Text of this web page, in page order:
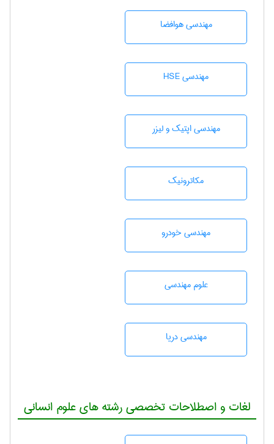
مهندسی هوافضا
مهندسی HSE
مهندسی اپتیک و لیزر
مکاترونیک
مهندسی خودرو
علوم مهندسی
مهندسی دریا
لغات و اصطلاحات تخصصی رشته های علوم انسانی